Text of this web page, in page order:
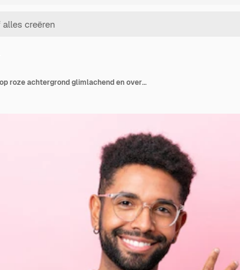
Jonge Braziliaanse man geïsoleerd op roze achtergrond glimlachend en overwinning teken tonen